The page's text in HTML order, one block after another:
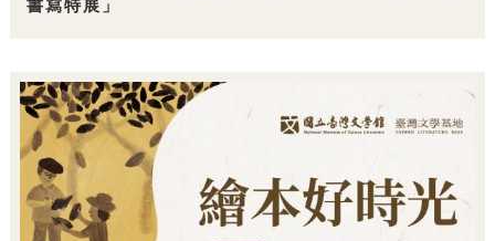
書寫特展」